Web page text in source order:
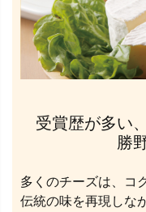
受賞歴が多い
勝
多くのチーズは、コ
伝統の味を再現しな